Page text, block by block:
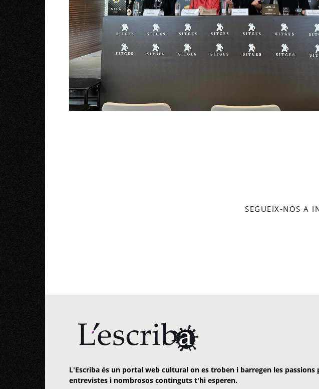
SEGUEIX-NOS A
L'Escriba és un portal web cultural on es troben i barregen les
entrevistes i nombrosos continguts t'hi esperen.